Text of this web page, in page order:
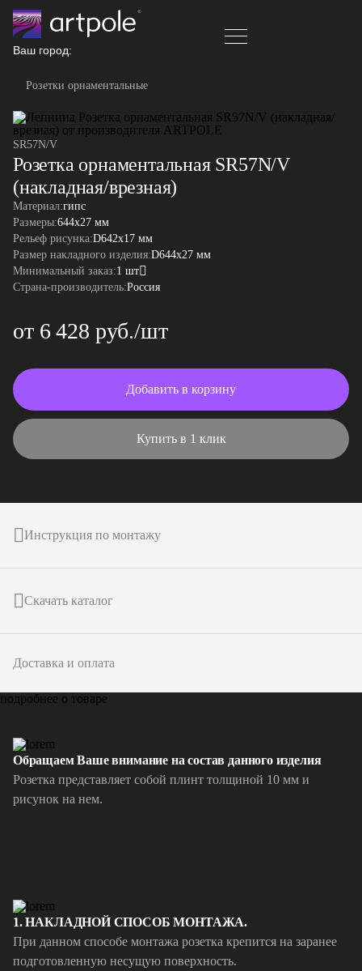
Ваш город:
Розетки орнаментальные
SR57N/V
Розетка орнаментальная SR57N/V
(накладная/врезная)
Материал:гипс
Размеры:644х27 мм
Рельеф рисунка:D642х17 мм
Размер накладного изделия:D644х27 мм
Минимальный заказ:1 шт
Страна-производитель:Россия
от 6 428 руб./шт
Добавить в корзину
Купить в 1 клик
Инструкция по монтажу
Скачать каталог
Доставка и оплата
подробнее о товаре
Обращаем Ваше внимание на состав данного изделия
Розетка представляет собой плинт толщиной 10 мм и
рисунок на нем.
1. НАКЛАДНОЙ СПОСОБ МОНТАЖА.
При данном способе монтажа розетка крепится на заранее
подготовленную несущую поверхность.